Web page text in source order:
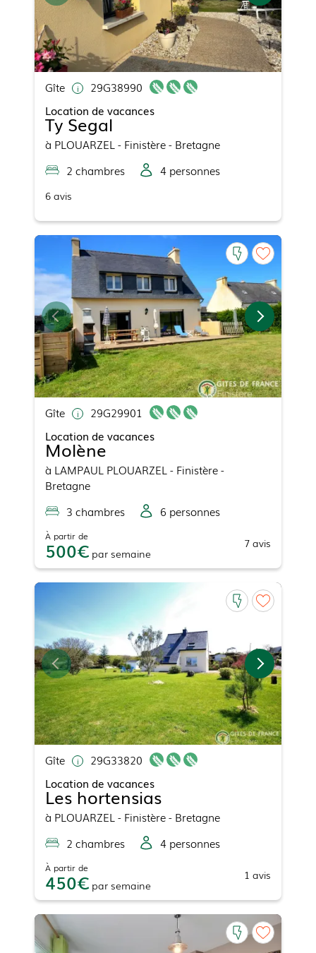
Gîte
29G38990
Location de vacances
Ty Segal
à PLOUARZEL - Finistère - Bretagne
2 chambres 4 personnes
6 avis
Gîte
29G29901
Location de vacances
Molène
à LAMPAUL PLOUARZEL - Finistère -
Bretagne
3 chambres 6 personnes
À partir de
500 par semaine
7 avis
Gîte
29G33820
Location de vacances
Les hortensias
à PLOUARZEL - Finistère - Bretagne
2 chambres 4 personnes
À partir de
450 par semaine
1 avis